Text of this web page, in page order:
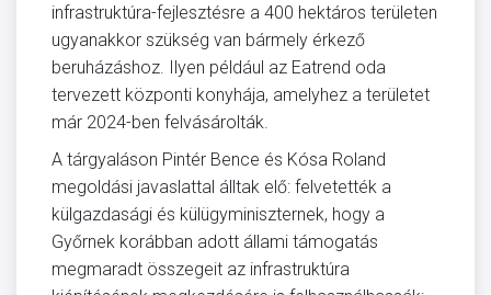
infrastruktúra-fejlesztésre a 400 hektáros területen
ugyanakkor szükség van bármely érkező
beruházáshoz. Ilyen például az Eatrend oda
tervezett központi konyhája, amelyhez a területet
már 2024-ben felvásárolták.
A tárgyaláson Pintér Bence és Kósa Roland
megoldási javaslattal álltak elő: felvetették a
külgazdasági és külügyminiszternek, hogy a
Győrnek korábban adott állami támogatás
megmaradt összegeit az infrastruktúra